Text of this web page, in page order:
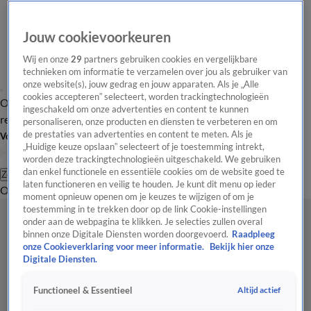
Overzicht Laatste nieuws Regionieuws Het beste van Hart
Tip de
redactie
Volg Hart van Nederland
Zoeken
OverzichtRegioUitzendingenWeerTip de redactiePanelVideo's
Jouw cookievoorkeuren
Wij en onze29 partners gebruiken cookies en vergelijkbare
technieken om informatie te verzamelen over jou als gebruiker van
onze website(s), jouw gedrag en jouw apparaten. Als je „Alle
cookies accepteren” selecteert, worden trackingtechnologieën
ingeschakeld om onze advertenties en content te kunnen
personaliseren, onze producten en diensten te verbeteren en om
de prestaties van advertenties en content te meten. Als je
„Huidige keuze opslaan” selecteert of je toestemming intrekt,
worden deze trackingtechnologieën uitgeschakeld. We gebruiken
dan enkel functionele en essentiële cookies om de website goed te
laten functioneren en veilig te houden. Je kunt dit menu op ieder
moment opnieuw openen om je keuzes te wijzigen of om je
toestemming in te trekken door op de link Cookie-instellingen
onder aan de webpagina te klikken. Je selecties zullen overal
binnen onze Digitale Diensten worden doorgevoerd. Raadpleeg
onze Cookieverklaring voor meer informatie.
Bekijk hier onze
Digitale Diensten.
Functioneel & Essentieel Altijd actief